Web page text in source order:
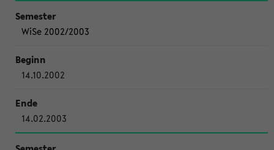
WiSe 2002/2003
14.10.2002
14.02.2003